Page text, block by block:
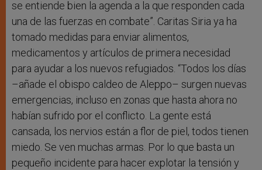
se entiende bien la agenda a la que responden cada
una de las fuerzas en combate”. Caritas Siria ya ha
tomado medidas para enviar alimentos,
medicamentos y artículos de primera necesidad
para ayudar a los nuevos refugiados. “Todos los días
–añade el obispo caldeo de Aleppo– surgen nuevas
emergencias, incluso en zonas que hasta ahora no
habían sufrido por el conflicto. La gente está
cansada, los nervios están a flor de piel, todos tienen
miedo. Se ven muchas armas. Por lo que basta un
pequeño incidente para hacer explotar la tensión y